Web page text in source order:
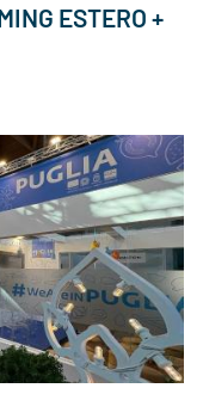
ESTERO +